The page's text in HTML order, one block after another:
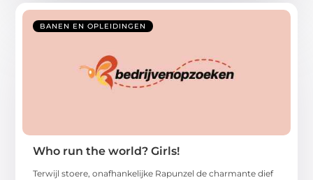
BANEN EN OPLEIDINGEN
Who run the world? Girls!
Terwijl stoere, onafhankelijke Rapunzel de charmante dief